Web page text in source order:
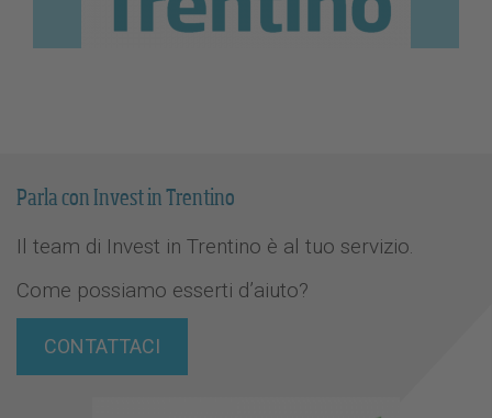
Parla con Invest in Trentino
Il team di Invest in Trentino è al tuo servizio.
Come possiamo esserti d’aiuto?
CONTATTACI